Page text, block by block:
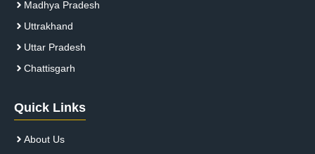
Madhya Pradesh
Uttrakhand
Uttar Pradesh
Chattisgarh
Quick Links
About Us